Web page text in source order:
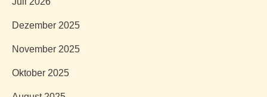
Dezember 2025
November 2025
Oktober 2025